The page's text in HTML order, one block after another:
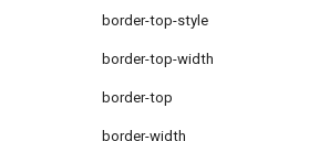
border-top-style
border-top-width
border-top
border-width